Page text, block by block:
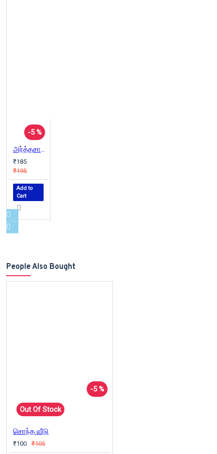
-5 %
அர்த்தசாஸ்திரம்
₹185
₹195
Add to
Cart
People Also Bought
-5 %
Out Of Stock
சொந்த வீடு
₹100 ₹105